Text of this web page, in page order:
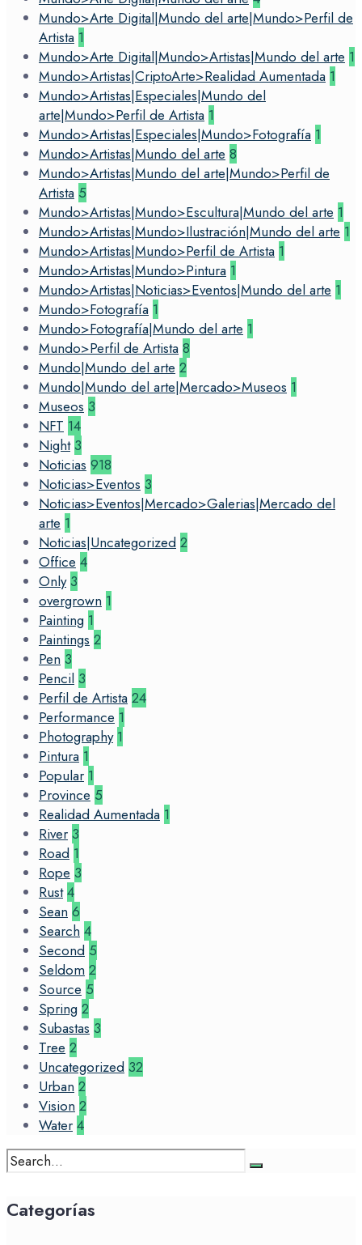
Mundo>Arte Digital|Mundo del arte|Mundo>Perfil de
Artista 1
Mundo>Arte Digital|Mundo>Artistas|Mundo del arte 1
Mundo>Artistas|CriptoArte>Realidad Aumentada 1
Mundo>Artistas|Especiales|Mundo del
arte|Mundo>Perfil de Artista 1
Mundo>Artistas|Especiales|Mundo>Fotografía 1
Mundo>Artistas|Mundo del arte 8
Mundo>Artistas|Mundo del arte|Mundo>Perfil de
Artista 5
Mundo>Artistas|Mundo>Escultura|Mundo del arte 1
Mundo>Artistas|Mundo>Ilustración|Mundo del arte 1
Mundo>Artistas|Mundo>Perfil de Artista 1
Mundo>Artistas|Mundo>Pintura 1
Mundo>Artistas|Noticias>Eventos|Mundo del arte 1
Mundo>Fotografía 1
Mundo>Fotografía|Mundo del arte 1
Mundo>Perfil de Artista 8
Mundo|Mundo del arte 2
Mundo|Mundo del arte|Mercado>Museos 1
Museos 3
NFT 14
Night 3
Noticias 918
Noticias>Eventos 3
Noticias>Eventos|Mercado>Galerias|Mercado del
arte 1
Noticias|Uncategorized 2
Office 4
Only 3
overgrown 1
Painting 1
Paintings 2
Pen 3
Pencil 3
Perfil de Artista 24
Performance 1
Photography 1
Pintura 1
Popular 1
Province 5
Realidad Aumentada 1
River 3
Road 1
Rope 3
Rust 4
Sean 6
Search 4
Second 5
Seldom 2
Source 5
Spring 2
Subastas 3
Tree 2
Uncategorized 32
Urban 2
Vision 2
Water 4
Search
for:
Categorías